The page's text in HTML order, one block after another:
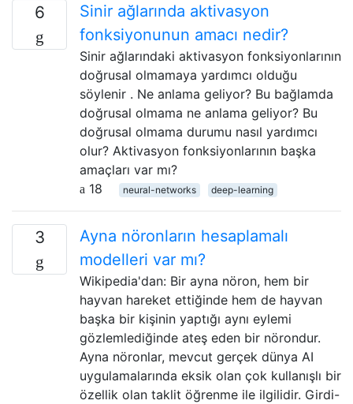
6
Sinir ağlarında aktivasyon
fonksiyonunun amacı nedir?
Sinir ağlarındaki aktivasyon fonksiyonlarının
doğrusal olmamaya yardımcı olduğu
söylenir . Ne anlama geliyor? Bu bağlamda
doğrusal olmama ne anlama geliyor? Bu
doğrusal olmama durumu nasıl yardımcı
olur? Aktivasyon fonksiyonlarının başka
amaçları var mı?
18
neural-networks deep-learning
3
Ayna nöronların hesaplamalı
modelleri var mı?
Wikipedia'dan: Bir ayna nöron, hem bir
hayvan hareket ettiğinde hem de hayvan
başka bir kişinin yaptığı aynı eylemi
gözlemlediğinde ateş eden bir nörondur.
Ayna nöronlar, mevcut gerçek dünya AI
uygulamalarında eksik olan çok kullanışlı bir
özellik olan taklit öğrenme ile ilgilidir. Girdi-